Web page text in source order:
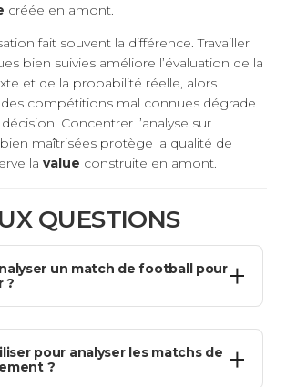
créée en amont.
fait souvent la différence. Travailler
bien suivies améliore l’évaluation de la
et de la probabilité réelle, alors
des compétitions mal connues dégrade
Concentrer l’analyse sur
maîtrisées protège la qualité de
la value construite en amont.
QUESTIONS
un match de football pour
?
analyser un match de football,
un cadre clair. L’analyse de match
lecontexte
: nature de la compétition,
pour analyser les matchs de
?